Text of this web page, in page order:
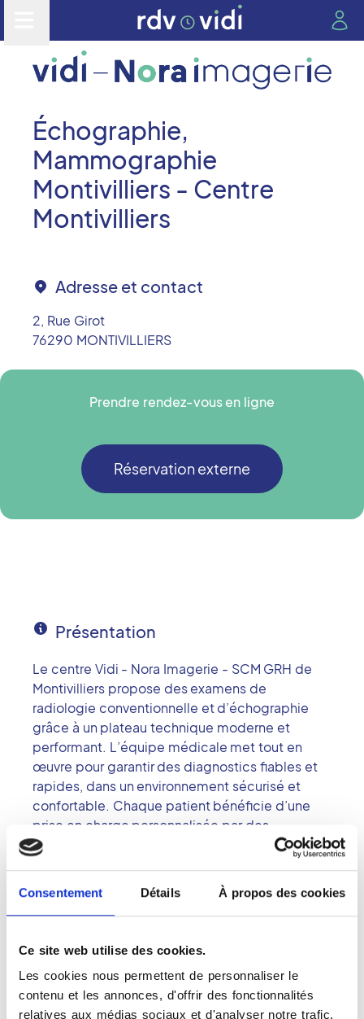
Consentement Détails À propos des cookies
Ce site web utilise des cookies.
Les cookies nous permettent de personnaliser le
contenu et les annonces, d'offrir des fonctionnalités
relatives aux médias sociaux et d'analyser notre trafic.
Échographie,
Mammographie
Montivilliers - Centre
Montivilliers
Adresse et contact
2, Rue Girot
76290 MONTIVILLIERS
Prendre rendez-vous en ligne
Réservation externe
Présentation
Le centre Vidi - Nora Imagerie - SCM GRH de
Montivilliers propose des examens de
radiologie conventionnelle et d’échographie
grâce à un plateau technique moderne et
performant. L’équipe médicale met tout en
œuvre pour garantir des diagnostics fiables et
rapides, dans un environnement sécurisé et
confortable. Chaque patient bénéficie d’une
prise en charge personnalisée par des
professionnels qualifiés, attentifs à ses besoins.
Accès
+